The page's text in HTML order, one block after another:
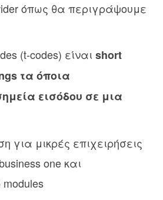
όπως θα περιγράψουμε
(t-codes) είναι short
τα όποια
εισόδου σε μια
για μικρές επιχειρήσεις
one και